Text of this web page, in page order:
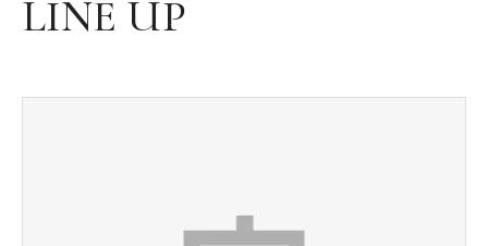
飲食店経営のお客様
お気に入り機能の活用方法